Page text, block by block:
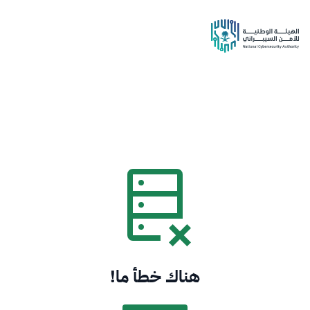
هناك خطأ ما!